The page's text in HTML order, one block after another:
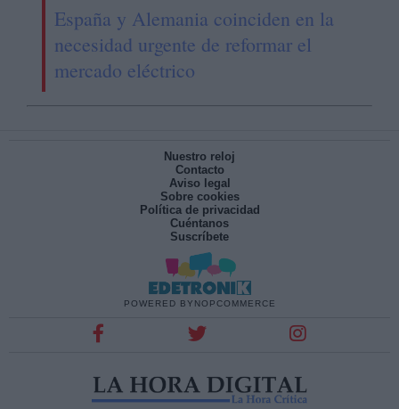
España y Alemania coinciden en la
necesidad urgente de reformar el
mercado eléctrico
Nuestro reloj
Contacto
Aviso legal
Sobre cookies
Política de privacidad
Cuéntanos
Suscríbete
POWERED BY NOPCOMMERCE